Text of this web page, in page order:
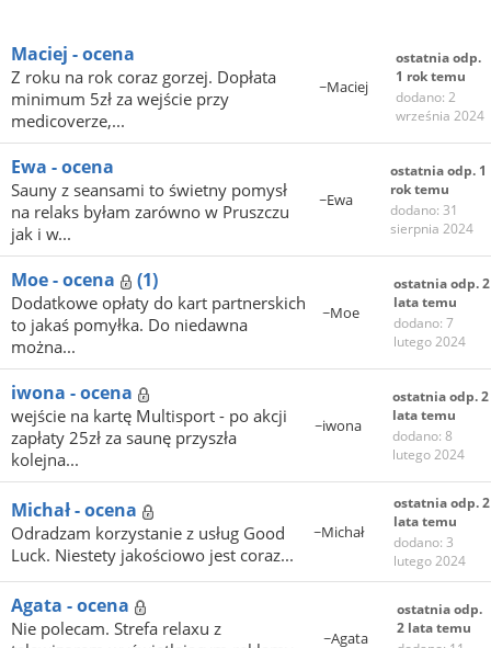
Maciej - ocena
Z roku na rok coraz gorzej. Dopłata
minimum 5zł za wejście przy
medicoverze,...
~Maciej
ostatnia odp.
1 rok temu
dodano: 2
września 2024
Ewa - ocena
Sauny z seansami to świetny pomysł
na relaks byłam zarówno w Pruszczu
jak i w...
~Ewa
ostatnia odp. 1
rok temu
dodano: 31
sierpnia 2024
Moe - ocena (1)
Dodatkowe opłaty do kart partnerskich
to jakaś pomyłka. Do niedawna
można...
~Moe
ostatnia odp. 2
lata temu
dodano: 7
lutego 2024
iwona - ocena
wejście na kartę Multisport - po akcji
zapłaty 25zł za saunę przyszła
kolejna...
~iwona
ostatnia odp. 2
lata temu
dodano: 8
lutego 2024
Michał - ocena
Odradzam korzystanie z usług Good
Luck. Niestety jakościowo jest coraz...
~Michał
ostatnia odp. 2
lata temu
dodano: 3
lutego 2024
Agata - ocena
Nie polecam. Strefa relaxu z
~Agata
ostatnia odp.
2 lata temu